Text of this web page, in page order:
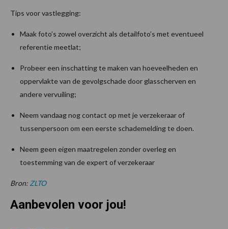
Tips voor vastlegging:
Maak foto’s zowel overzicht als detailfoto’s met eventueel
referentie meetlat;
Probeer een inschatting te maken van hoeveelheden en
oppervlakte van de gevolgschade door glasscherven en
andere vervuiling;
Neem vandaag nog contact op met je verzekeraar of
tussenpersoon om een eerste schademelding te doen.
Neem geen eigen maatregelen zonder overleg en
toestemming van de expert of verzekeraar
Bron: ZLTO
Aanbevolen voor jou!